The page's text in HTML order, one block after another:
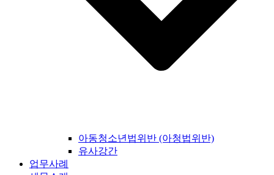
아동청소년법위반 (아청법위반)
유사강간
업무사례